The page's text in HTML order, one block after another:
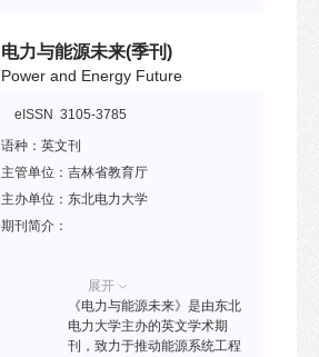
领域，旨为未来新一代电力和
能源系统研究提供先进技术传
Compendex、Scopus、
等收录。2024年入选“中国科技
期刊卓越行动计划二期”高起点
新刊项目。
电力与能源未来(季刊)
Power and Energy Future
eISSN 3105-3785
语种： 英文刊
主管单位： 吉林省教育厅
主办单位： 东北电力大学
期刊简介：
展开
《电力与能源未来》是由东北
电力大学主办的英文学术期
刊，致力于推动能源系统工程